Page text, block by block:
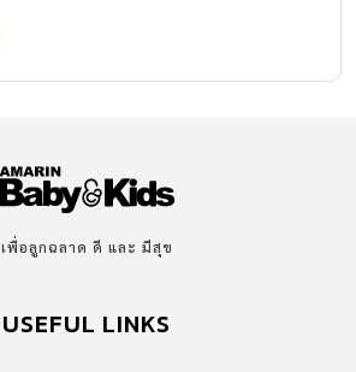
เพื่อลูกฉลาด ดี และ มีสุข
USEFUL LINKS